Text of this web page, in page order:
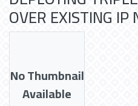
OVER EXISTING IP
No Thumbnail
Available